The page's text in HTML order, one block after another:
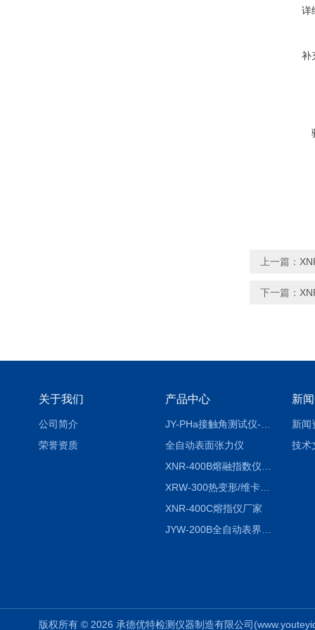
详
补
上一篇：
下一篇：
关于我们
公司简介
荣誉资质
产品中心
全自动表面张力仪
XRW-300热变形/维卡软化点温度测定仪
XNR-400C熔指仪厂家
新
新闻
技术
版权所有 © 2026 承德优特检测仪器制造有限公司